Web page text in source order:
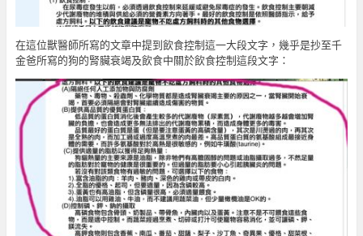
在這位獸醫師所寫的文章中提到飲食控制這一大段文字，幾乎是抄至千
金爸所寫的狗的腎臟衰竭及飲食中關於飲食控制這段文字：